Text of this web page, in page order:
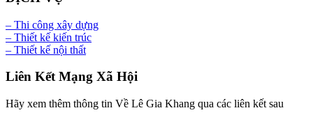
– Thi công xây dựng
– Thiết kế kiến trúc
– Thiết kế nội thất
Liên Kết Mạng Xã Hội
Hãy xem thêm thông tin Về Lê Gia Khang qua các liên kết sau